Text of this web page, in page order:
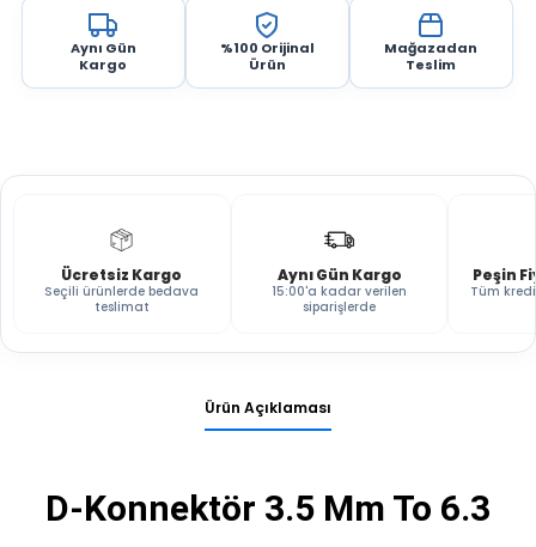
Aynı Gün
Kargo
%100 Orijinal
Ürün
Mağazadan
Teslim
Ücretsiz Kargo
Seçili ürünlerde bedava
teslimat
Aynı Gün Kargo
15:00'a kadar verilen
siparişlerde
Peşin
Tüm
Ürün Açıklaması
D-Konnektör 3.5 Mm To 6.3